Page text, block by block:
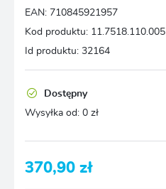
EAN: 710845921957
Kod produktu: 11.7518.110.005
Id produktu: 32164
Dostępny
Wysyłka od: 0 zł
370,90 zł